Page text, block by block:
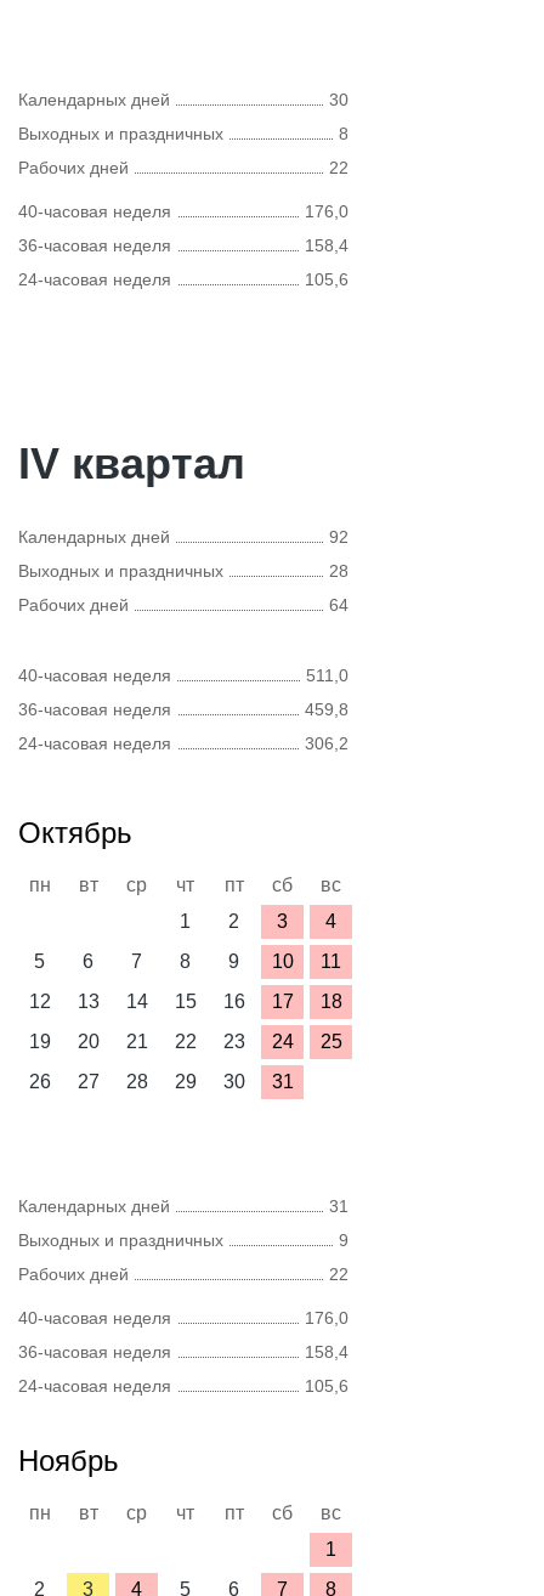
Календарных дней
30
Выходных и праздничных
8
Рабочих дней
22
40-часовая неделя
176,0
36-часовая неделя
158,4
24-часовая неделя
105,6
IV квартал
Календарных дней
92
Выходных и праздничных
28
Рабочих дней
64
40-часовая неделя
511,0
36-часовая неделя
459,8
24-часовая неделя
306,2
Октябрь
пн вт ср чт пт сб
вс
1
2 3
4
5
6 7 8 9 10
11
12
13 14 15 16 17
18
19
20 21 22 23 24
25
26
27 28 29 30 31
Календарных дней
31
Выходных и праздничных
9
Рабочих дней
22
40-часовая неделя
176,0
36-часовая неделя
158,4
24-часовая неделя
105,6
Ноябрь
пн вт ср чт пт сб
вс
1
2
3 4 5 6 7 8